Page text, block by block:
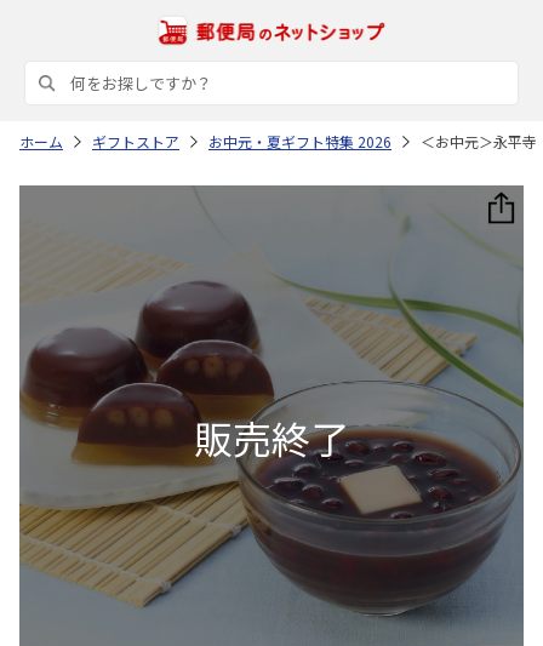
ホーム ギフトストア お中元・夏ギフト特集 2026 ＜お中元＞永平